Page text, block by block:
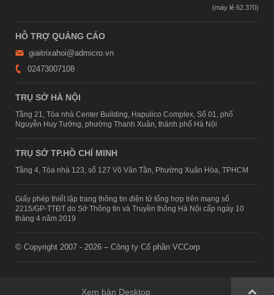
HỖ TRỢ QUẢNG CÁO
giaitrixahoi@admicro.vn
02473007108
TRỤ SỞ HÀ NỘI
Tầng 21, Tòa nhà Center Building, Hapulico Complex, Số 01, phố
Nguyễn Huy Tưởng, phường Thanh Xuân, thành phố Hà Nội
TRỤ SỞ TP.HỒ CHÍ MINH
Tầng 4, Tòa nhà 123, số 127 Võ Văn Tần, Phường Xuân Hòa, TPHCM
Giấy phép thiết lập trang thông tin điện tử tổng hợp trên mạng số
2215/GP-TTĐT do Sở Thông tin và Truyền thông Hà Nội cấp ngày 10
tháng 4 năm 2019
© Copyright 2007 - 2026 – Công ty Cổ phần VCCorp
Xem bản Desktop